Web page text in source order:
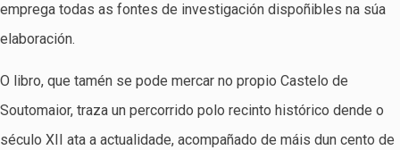
emprega todas as fontes de investigación dispoñibles na súa
elaboración.
O libro, que tamén se pode mercar no propio Castelo de
Soutomaior, traza un percorrido polo recinto histórico dende o
século XII ata a actualidade, acompañado de máis dun cento de